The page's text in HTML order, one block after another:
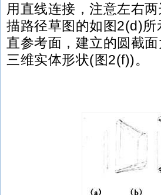
用直线连接，注意左右
描路径草图的如图2(d)
直参考面，建立的圆截
三维实体形状(图2(f))。